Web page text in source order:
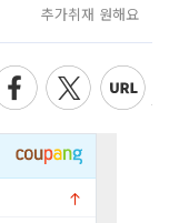
추가취재 원해요